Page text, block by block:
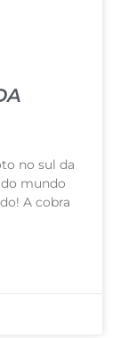
no sul da
mundo
A cobra